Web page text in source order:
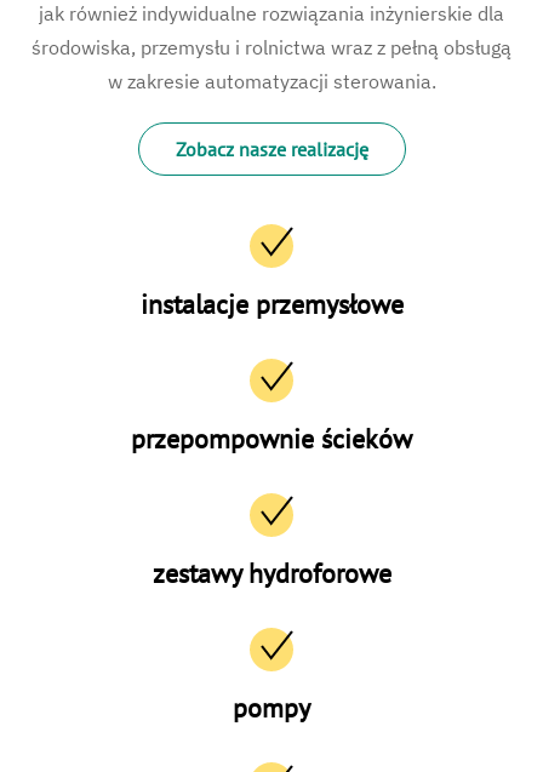
jak również indywidualne rozwiązania inżynierskie dla
środowiska, przemysłu i rolnictwa wraz z pełną obsługą
w zakresie automatyzacji sterowania.
Zobacz nasze realizację
instalacje przemysłowe
przepompownie ścieków
zestawy hydroforowe
pompy